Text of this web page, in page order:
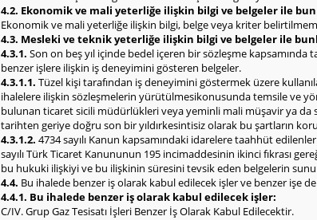
4.2. Ekonomik ve mali yeterliğe ilişkin bilgi ve belgeler ile
Ekonomik ve mali yeterliğe ilişkin bilgi, belge veya kriter
4.3. Mesleki ve teknik yeterliğe ilişkin bilgi ve belgeler ile
4.3.1. Son on beş yıl içinde bedel içeren bir sözleşme
benzer işlere ilişkin iş deneyimini gösteren belgeler.
4.3.1.1. Tüzel kişi tarafından iş deneyimini göstermek üzere
ihalelere ilişkin sözleşmelerin yürütülmesikonusunda temsile ve
bulunan ticaret sicili müdürlükleri veya yeminli mali müşavir ya
tarihten geriye doğru son bir yıldırkesintisiz olarak bu şartların
4.3.1.2. 4734 sayılı Kanun kapsamındaki idarelere taahhüt
sayılı Türk Ticaret Kanununun 195 incimaddesinin ikinci fıkrası
bu hukuki ilişkiyi ve bu ilişkinin süresini tevsik eden belgelerin
4.4. Bu ihalede benzer iş olarak kabul edilecek işler ve benzer işe
4.4.1. Bu ihalede benzer iş olarak kabul edilecek işler:
C/IV. Grup Gaz Tesisatı İşleri Benzer İş Olarak Kabul Edilecektir.